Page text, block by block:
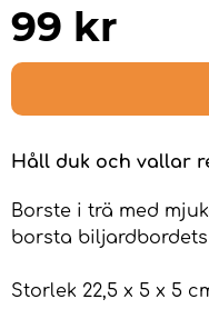
99 kr
Håll duk och vallar
Borste i trä med
borsta
Storlek 22,5 x 5 x 5